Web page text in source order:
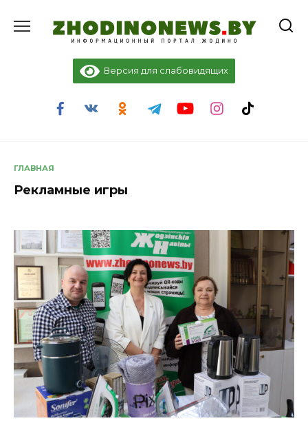
содержанию
Версия для слабовидящих
ГЛАВНАЯ
Рекламные игры